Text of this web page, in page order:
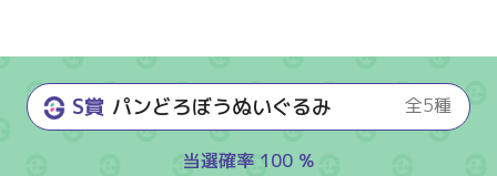
S賞 パンどろぼうぬいぐるみ 全5種
当選確率 100 %